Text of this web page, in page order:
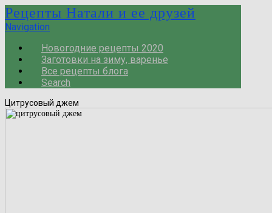
Рецепты Натали и ее друзей
Navigation
Новогодние рецепты 2020
Заготовки на зиму, варенье
Все рецепты блога
Search
Цитрусовый джем